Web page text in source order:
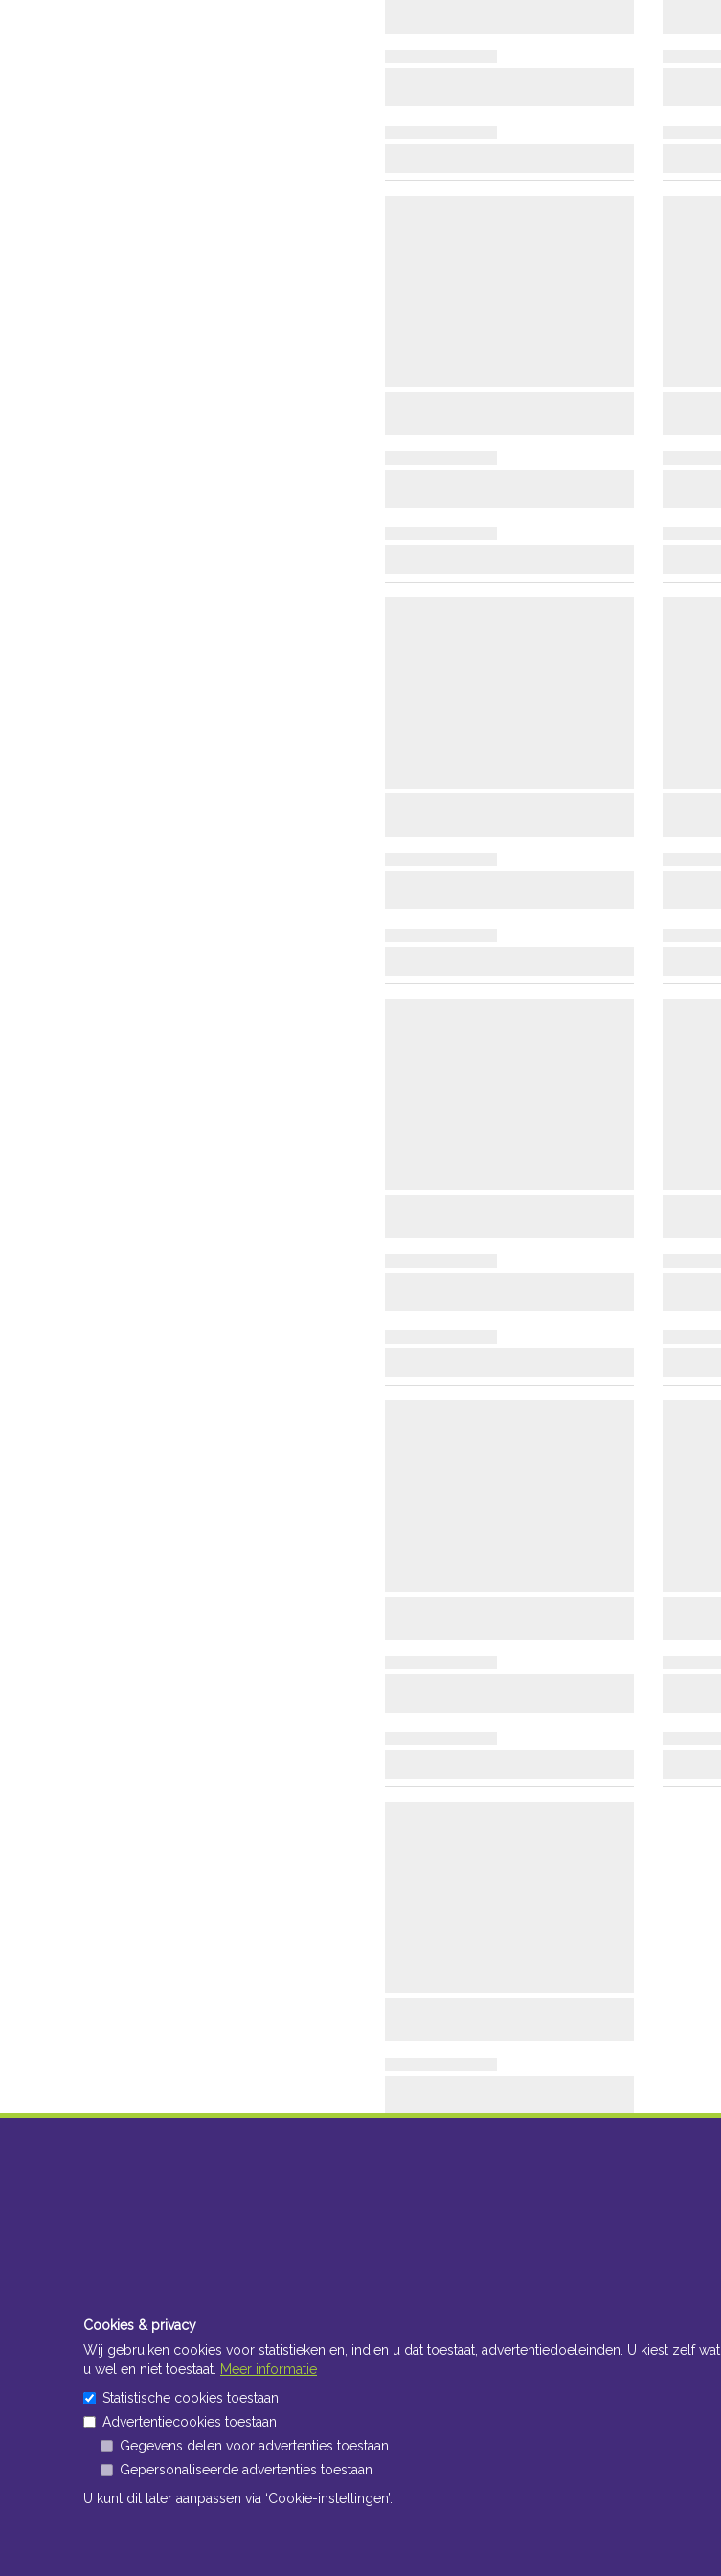
Openingstijden Kantoor
ma t/m vr 8:30 uur tot 17:00 uur
Cookies & privacy
Wij gebruiken cookies voor statistieken en, indien u dat toestaat, advertentiedoeleinden. U kiest zelf wat
u wel en niet toestaat. Meer informatie
Statistische cookies toestaan
Advertentiecookies toestaan
Gegevens delen voor advertenties toestaan
Gepersonaliseerde advertenties toestaan
U kunt dit later aanpassen via ‘Cookie-instellingen’.